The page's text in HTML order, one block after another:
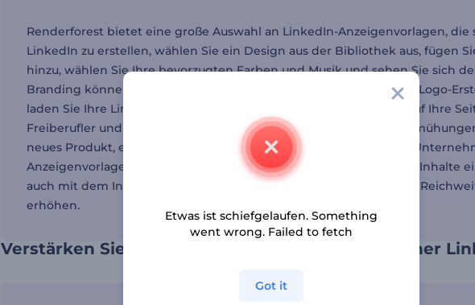
Renderforest bietet eine große Auswahl an LinkedIn-Anzeigenvorlagen, die
LinkedIn zu erstellen, wählen Sie ein Design aus der Bibliothek aus, fügen
hinzu, wählen Sie Ihre bevorzugten Farben und Musik und sehen Sie sich
Branding können Sie Ihr Logo animieren und mit dem animierten Logo-
laden Sie Ihre LinkedIn-Videoanzeige herunter und laden Sie sie auf Ihre
Freiberufler und Geschäftsinhaber, die ihre LinkedIn-
neues Produkt, eine Dienstleistung oder eine Veranstaltung Ihres
Anzeigenvorlage von Renderforest ist die Erstellung hochwertiger Inhalte
auch mit dem Instagram-Videomacher wiederverwenden, um Ihre
erhöhen.
Verstärken Sie Ihr Social Media Marketing mit einer
Etwas ist schiefgelaufen. Something
went wrong. Failed to fetch
Got it